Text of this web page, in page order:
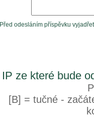
Před odesláním příspěvku
IP ze které bude
[B] = tučné -